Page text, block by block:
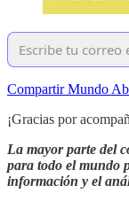
Compartir Mundo
¡Gracias por
La mayor parte del
para todo el mundo
información y el